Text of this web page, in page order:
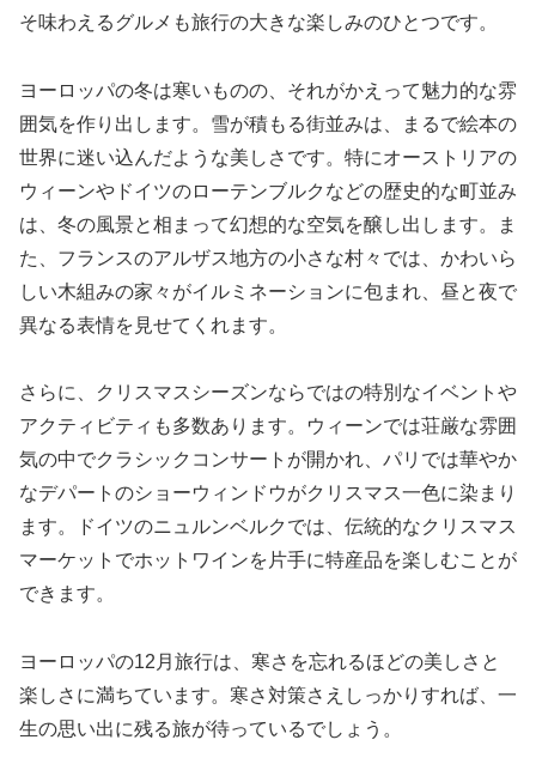
そ味わえるグルメも旅行の大きな楽しみのひとつです。
ヨーロッパの冬は寒いものの、それがかえって魅力的な雰
囲気を作り出します。雪が積もる街並みは、まるで絵本の
世界に迷い込んだような美しさです。特にオーストリアの
ウィーンやドイツのローテンブルクなどの歴史的な町並み
は、冬の風景と相まって幻想的な空気を醸し出します。ま
た、フランスのアルザス地方の小さな村々では、かわいら
しい木組みの家々がイルミネーションに包まれ、昼と夜で
異なる表情を見せてくれます。
さらに、クリスマスシーズンならではの特別なイベントや
アクティビティも多数あります。ウィーンでは荘厳な雰囲
気の中でクラシックコンサートが開かれ、パリでは華やか
なデパートのショーウィンドウがクリスマス一色に染まり
ます。ドイツのニュルンベルクでは、伝統的なクリスマス
マーケットでホットワインを片手に特産品を楽しむことが
できます。
ヨーロッパの12月旅行は、寒さを忘れるほどの美しさと
楽しさに満ちています。寒さ対策さえしっかりすれば、一
生の思い出に残る旅が待っているでしょう。